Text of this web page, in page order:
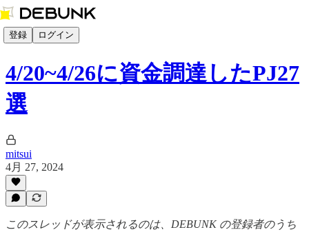
登録 ログイン
4/20~4/26に資金調達したPJ27
選
mitsui
4月 27, 2024
このスレッドが表示されるのは、DEBUNK の登録者のうち